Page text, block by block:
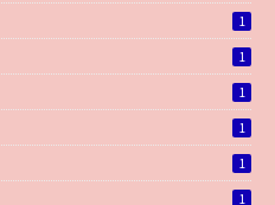
1
1
1
1
1
1